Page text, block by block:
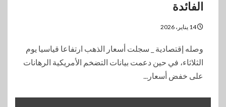
الفائدة
14 يناير، 2026
وصله إقتصادية _ سجلت أسعار الذهب ارتفاعا قياسيا يوم
الثلاثاء، في حين دعمت بيانات التضخم الأمريكية الرهانات
على خفض أسعار...